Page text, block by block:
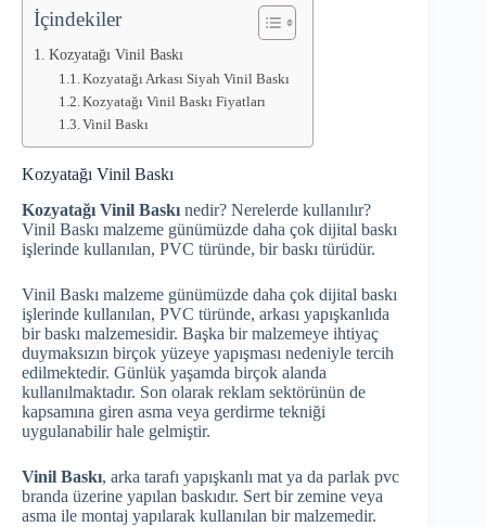
İçindekiler
Kozyatağı Vinil Baskı
Kozyatağı Arkası Siyah Vinil Baskı
Kozyatağı Vinil Baskı Fiyatları
Vinil Baskı
Kozyatağı Vinil Baskı
Kozyatağı Vinil Baskı nedir? Nerelerde kullanılır?
Vinil Baskı malzeme günümüzde daha çok dijital baskı
işlerinde kullanılan, PVC türünde, bir baskı türüdür.
Vinil Baskı malzeme günümüzde daha çok dijital baskı
işlerinde kullanılan, PVC türünde, arkası yapışkanlıda
bir baskı malzemesidir. Başka bir malzemeye ihtiyaç
duymaksızın birçok yüzeye yapışması nedeniyle tercih
edilmektedir. Günlük yaşamda birçok alanda
kullanılmaktadır. Son olarak reklam sektörünün de
kapsamına giren asma veya gerdirme tekniği
uygulanabilir hale gelmiştir.
Vinil Baskı, arka tarafı yapışkanlı mat ya da parlak pvc
branda üzerine yapılan baskıdır. Sert bir zemine veya
asma ile montaj yapılarak kullanılan bir malzemedir.